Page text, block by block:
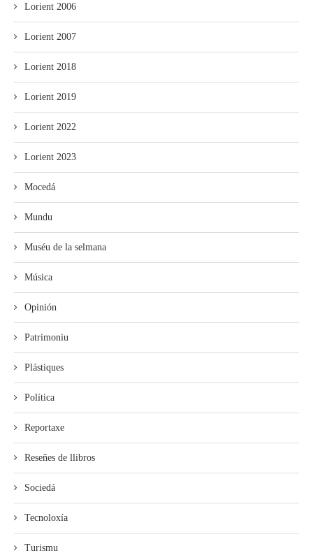
Lorient 2006
Lorient 2007
Lorient 2018
Lorient 2019
Lorient 2022
Lorient 2023
Mocedá
Mundu
Muséu de la selmana
Música
Opinión
Patrimoniu
Plástiques
Política
Reportaxe
Reseñes de llibros
Sociedá
Tecnoloxía
Turismu